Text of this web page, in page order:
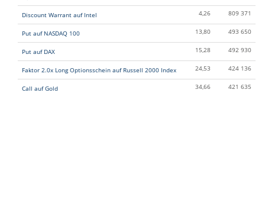
Discount Warrant auf Intel 4,26 809 371
Put auf NASDAQ 100 13,80 493 650
Put auf DAX 15,28 492 930
Faktor 2.0x Long Optionsschein auf Russell 2000 Index 24,53 424 136
Call auf Gold 34,66 421 635